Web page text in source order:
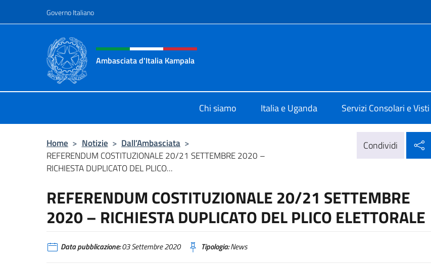
Governo Italiano
Intestazione sito, social e menù
Ambasciata d'Italia Kampala
Chi siamo Italia e Uganda Servizi Consolari e Visti
Home > Notizie > Dall’Ambasciata >
REFERENDUM COSTITUZIONALE 20/21 SETTEMBRE 2020 –
RICHIESTA DUPLICATO DEL PLICO...
Condividi
REFERENDUM COSTITUZIONALE 20/21 SETTEMBRE
2020 – RICHIESTA DUPLICATO DEL PLICO ELETTORALE
Data pubblicazione:03 Settembre 2020 Tipologia:News